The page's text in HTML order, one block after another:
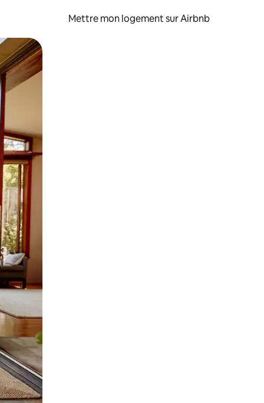
Mettre mon logement sur Airbnb
glisser.